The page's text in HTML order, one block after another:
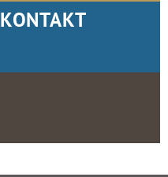
KONTAKT